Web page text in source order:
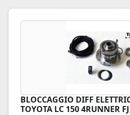
BLOCCAGGIO DIFF
TOYOTA LC 150 4RUNNER